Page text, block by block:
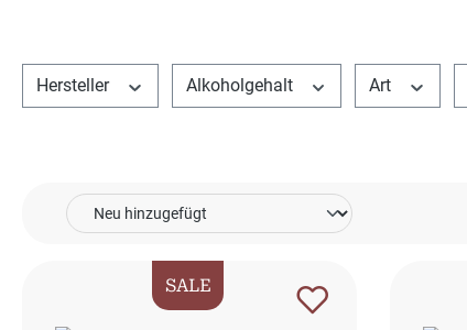
Hersteller Alkoholgehalt Art
SALE